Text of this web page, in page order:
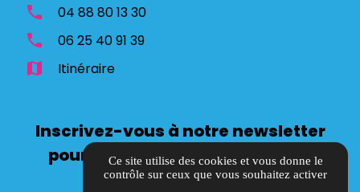
phone 04 88 80 13 30
phone 06 25 40 91 39
map Itinéraire
Inscrivez-vous à notre newsletter
pour suivre toute l’actualité de
Joker Productions
Ce site utilise des cookies et vous donne le
contrôle sur ceux que vous souhaitez activer